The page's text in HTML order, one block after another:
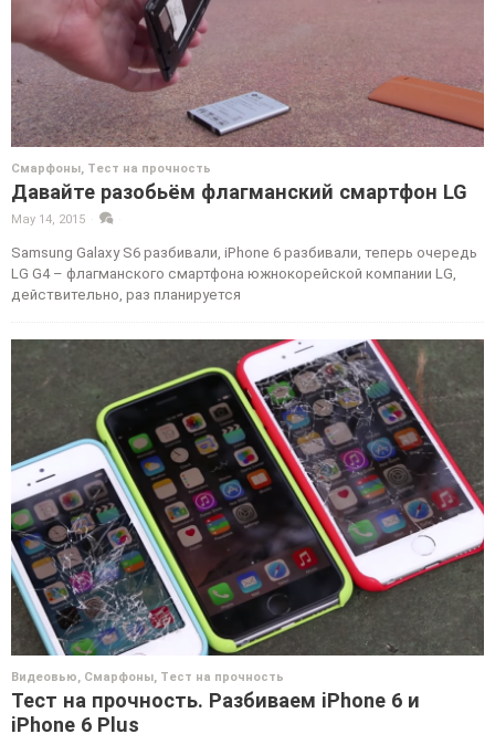
Смарфоны, Тест на прочность
Давайте разобьём флагманский смартфон LG
May 14, 2015
Samsung Galaxy S6 разбивали, iPhone 6 разбивали, теперь очередь
LG G4 – флагманского смартфона южнокорейской компании LG,
действительно, раз планируется
Видеовью, Смарфоны, Тест на прочность
Тест на прочность. Разбиваем iPhone 6 и
iPhone 6 Plus